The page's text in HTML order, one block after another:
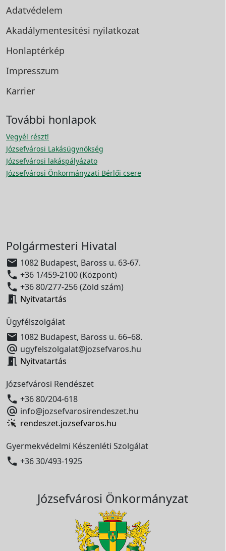
Adatvédelem
Akadálymentesítési nyilatkozat
Honlaptérkép
Impresszum
Karrier
További honlapok
Vegyél részt!
Józsefvárosi Lakásügynökség
Józsefvárosi lakáspályázato
Józsefvárosi Önkormányzati Bérlői csere
Polgármesteri Hivatal
 1082 Budapest, Baross u. 63-67.
 +36 1/459-2100 (Központ)
 +36 80/277-256 (Zöld szám)
 Nyitvatartás
Ügyfélszolgálat
 1082 Budapest, Baross u. 66–68.
 ugyfelszolgalat@jozsefvaros.hu
 Nyitvatartás
Józsefvárosi Rendészet
 +36 80/204-618
 info@jozsefvarosirendeszet.hu
rendeszet.jozsefvaros.hu
Gyermekvédelmi Készenléti Szolgálat
 +36 30/493-1925
Józsefvárosi Önkormányzat